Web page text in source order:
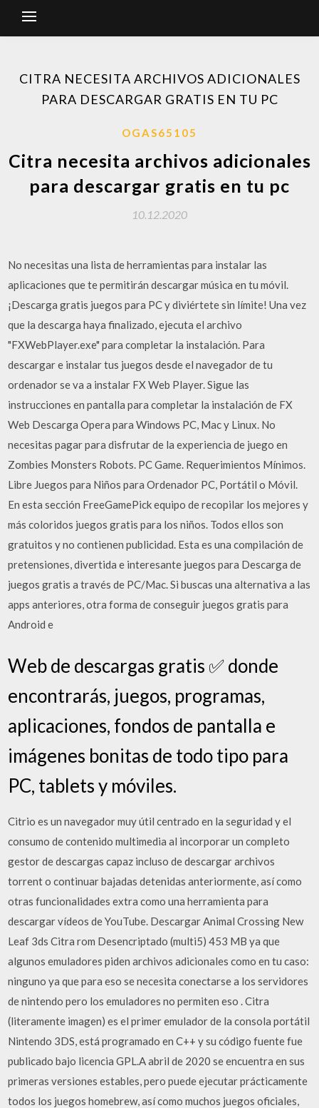
CITRA NECESITA ARCHIVOS ADICIONALES
PARA DESCARGAR GRATIS EN TU PC
OGAS65105
Citra necesita archivos adicionales
para descargar gratis en tu pc
10.12.2020
No necesitas una lista de herramientas para instalar las
aplicaciones que te permitirán descargar música en tu móvil.
¡Descarga gratis juegos para PC y diviértete sin límite! Una vez
que la descarga haya finalizado, ejecuta el archivo
"FXWebPlayer.exe" para completar la instalación. Para
descargar e instalar tus juegos desde el navegador de tu
ordenador se va a instalar FX Web Player. Sigue las
instrucciones en pantalla para completar la instalación de FX
Web Descarga Opera para Windows PC, Mac y Linux. No
necesitas pagar para disfrutar de la experiencia de juego en
Zombies Monsters Robots. PC Game. Requerimientos Mínimos.
Libre Juegos para Niños para Ordenador PC, Portátil o Móvil.
En esta sección FreeGamePick equipo de recopilar los mejores y
más coloridos juegos gratis para los niños. Todos ellos son
gratuitos y no contienen publicidad. Esta es una compilación de
pretensiones, divertida e interesante juegos para Descarga de
juegos gratis a través de PC/Mac. Si buscas una alternativa a las
apps anteriores, otra forma de conseguir juegos gratis para
Android e
Web de descargas gratis ✅ donde
encontrarás, juegos, programas,
aplicaciones, fondos de pantalla e
imágenes bonitas de todo tipo para
PC, tablets y móviles.
Citrio es un navegador muy útil centrado en la seguridad y el
consumo de contenido multimedia al incorporar un completo
gestor de descargas capaz incluso de descargar archivos
torrent o continuar bajadas detenidas anteriormente, así como
otras funcionalidades extra como una herramienta para
descargar vídeos de YouTube. Descargar Animal Crossing New
Leaf 3ds Citra rom Desencriptado (multi5) 453 MB ya que
algunos emuladores piden archivos adicionales como en tu caso:
ninguno ya que para eso se necesita conectarse a los servidores
de nintendo pero los emuladores no permiten eso . Citra
(literamente imagen) es el primer emulador de la consola portátil
Nintendo 3DS, está programado en C++ y su código fuente fue
publicado bajo licencia GPL.A abril de 2020 se encuentra en sus
primeras versiones estables, pero puede ejecutar prácticamente
todos los juegos homebrew, así como muchos juegos oficiales,